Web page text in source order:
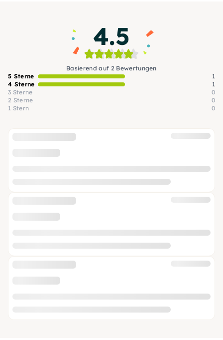
4.5
Basierend auf 2 Bewertungen
5 Sterne
1
4 Sterne
1
3 Sterne
0
2 Sterne
0
1 Stern
0